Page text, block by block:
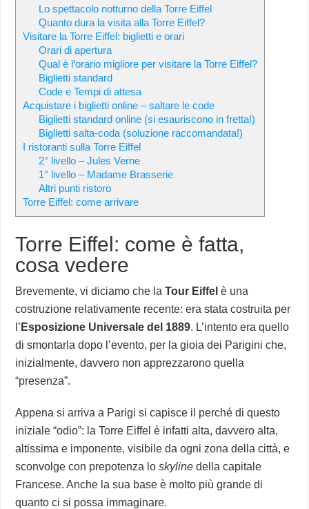
Lo spettacolo notturno della Torre Eiffel
Quanto dura la visita alla Torre Eiffel?
Visitare la Torre Eiffel: biglietti e orari
Orari di apertura
Qual è l’orario migliore per visitare la Torre Eiffel?
Biglietti standard
Code e Tempi di attesa
Acquistare i biglietti online – saltare le code
Biglietti standard online (si esauriscono in fretta!)
Biglietti salta-coda (soluzione raccomandata!)
I ristoranti sulla Torre Eiffel
2° livello – Jules Verne
1° livello – Madame Brasserie
Altri punti ristoro
Torre Eiffel: come arrivare
Torre Eiffel: come è fatta,
cosa vedere
Brevemente, vi diciamo che laTour Eiffel è una
costruzione relativamente recente: era stata costruita per
l’ Esposizione Universale del 1889. L’intento era quello
di smontarla dopo l’evento, per la gioia dei Parigini che,
inizialmente, davvero non apprezzarono quella
“presenza”.
Appena si arriva a Parigi si capisce il perché di questo
iniziale “odio”: la Torre Eiffel è infatti alta, davvero alta,
altissima e imponente, visibile da ogni zona della città, e
sconvolge con prepotenza loskyline della capitale
Francese. Anche la sua base è molto più grande di
quanto ci si possa immaginare.